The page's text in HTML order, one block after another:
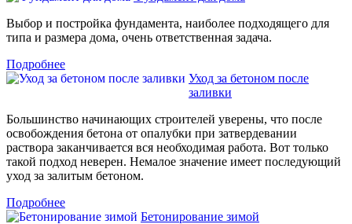
Выбор и постройка фундамента, наиболее подходящего для
типа и размера дома, очень ответственная задача.
Подробнее
Уход за бетоном после
заливки
Большинство начинающих строителей уверены, что после
освобождения бетона от опалубки при затвердевании
раствора заканчивается вся необходимая работа. Вот только
такой подход неверен. Немалое значение имеет последующий
уход за залитым бетоном.
Подробнее
Бетонирование зимой